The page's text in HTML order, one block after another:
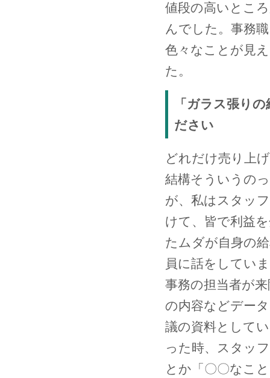
値段の高いとこ
んでした。事務
色々なことが見
た。
「ガラス張り
ださい
どれだけ売り上
結構そういうの
が、私はスタッ
けて、皆で利益
たムダが自身の
員に話をしてい
事務の担当者が
の内容などデー
議の資料として
った時、スタッ
とか「〇〇なこ